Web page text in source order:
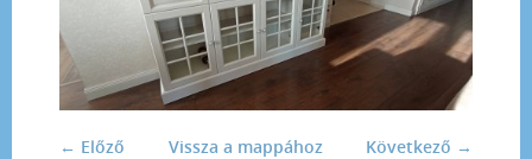
← Előző Következő →
Vissza a mappához